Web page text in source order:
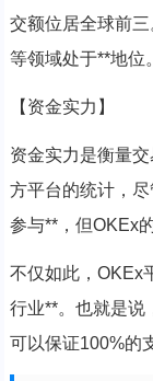
交额位居全球前
等领域处于**地位。
【资金实力】
资金实力是衡量
方平台的统计，
参与**，但OKEx
不仅如此，OKEx
行业**。也就是说
可以保证100%的